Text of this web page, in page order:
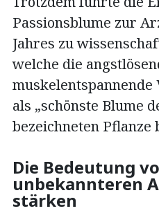
Passionsblume zur
Jahres zu
welche die
als „schönste Blume
bezeichneten Pflanze
Die Bedeutung
unbekannteren
stärken